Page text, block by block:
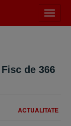
meniu
de 366
ACTUALITATE